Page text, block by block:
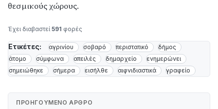
θεσμικούς χώρους.
Έχει διαβαστεί 591 φορές
Ετικέτες: αγρινίου σοβαρό περιστατικό
δήμος
άτομο
σύμφωνα απειλές δημαρχείο
ενημερώνει
σημειώθηκε
σήμερα εισήλθε αιφνιδιαστικά γραφείο
ΠΡΟΗΓΟΎΜΕΝΟ ΆΡΘΡΟ